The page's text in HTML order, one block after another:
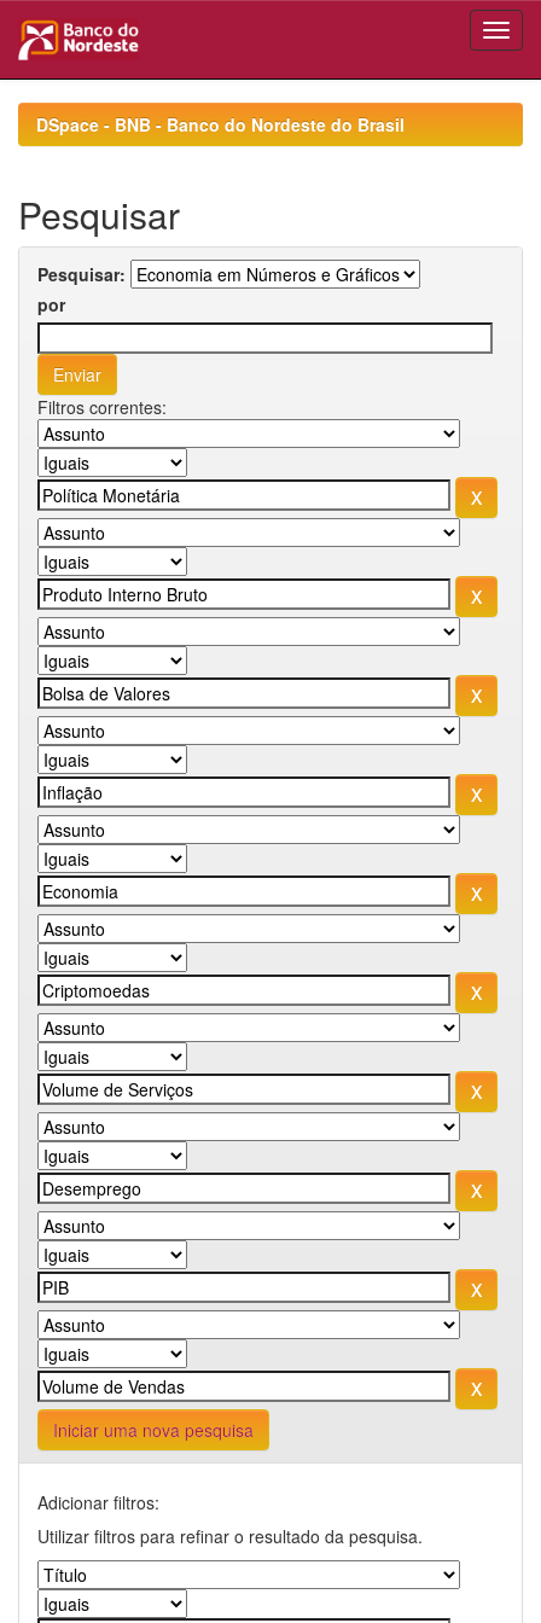
navigationDSpace - BNB - Banco do Nordeste do Brasil
Pesquisar
Pesquisar:
por
Filtros correntes:
Iniciar uma nova pesquisa
Adicionar filtros:
Utilizar filtros para refinar o resultado da pesquisa.